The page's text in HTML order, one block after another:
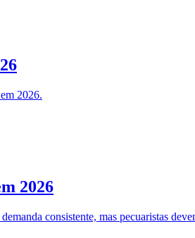
2026.
2026
consistente, mas pecuaristas